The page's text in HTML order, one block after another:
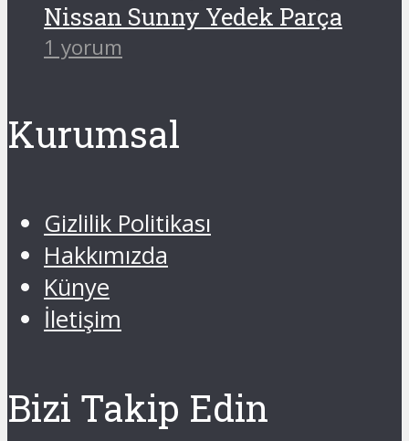
Nissan Sunny Yedek Parça
1 yorum
Kurumsal
Gizlilik Politikası
Hakkımızda
Künye
İletişim
Bizi Takip Edin